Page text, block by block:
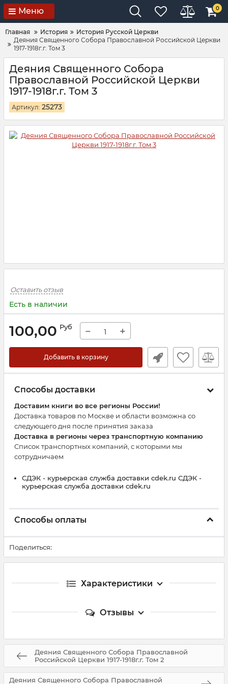
Меню 0
Главная История
История Русской Церкви
Деяния Священного Собора Православной Российской Церкви
1917-1918г.г. Том 3
Деяния Священного Собора
Православной Российской Церкви
1917-1918г.г. Том 3
Артикул: 25273
Оставить отзыв
Есть в наличии
100,00 Руб − +
Добавить в корзину
Способы доставки
Доставим книги во все регионы России!
Доставка товаров по Москве и области возможна со
следующего дня после принятия заказа
Доставка в регионы через транспортную компанию
Список транспортных компаний, с которыми мы
сотрудничаем
СДЭК - курьерская служба доставки cdek.ru СДЭК -
курьерская служба доставки cdek.ru
Способы оплаты
Поделиться:
Характеристики
Отзывы
Деяния Священного Собора Православной
Российской Церкви 1917-1918г.г. Том 2
Деяния Священного Собора Православной